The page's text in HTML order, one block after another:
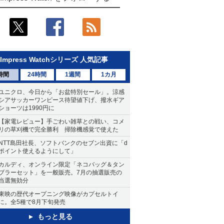
Impress Watchシリーズ 人気記事
間 24時間 1週間 1カ月
ニクロ、今日から「お盆特別セール」。涼感
アサッカーワンピース待望値下げ、撥水ギア
ョーツは1990円に
家電レビュー】手ごわい雑草との戦い、コメ
の草刈機で完全勝利 掃除機感覚で使えた
島田社長、ソフトバンクのセブン出資に「d
イント使えるようにして」
ルディ、オンライン限定「ネコバッグ＆タン
ラーセット」を一般販売。7月の抽選販売の
選無効分
映の歴代オープニング映像がカプセルトイ
。全5種で8月下旬発売
もっと見る